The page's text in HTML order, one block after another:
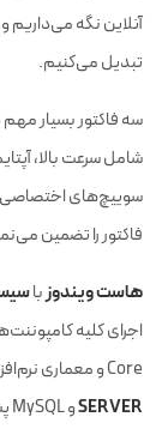
آنلاین نگه می‌داریم
تبدیل می‌کنیم.
سه فاکتور بسیار
شامل سرعت بالا،
سوییچ‌های اختصاصی
فاکتور را تضمین
هاست ویندوزبا
اجرای کلیه
Core و معماری نرم‌افزاری MVC در کنار بانک‌های اطلاعاتی
SERVERو MySQL پشتیبانی می‌کند.